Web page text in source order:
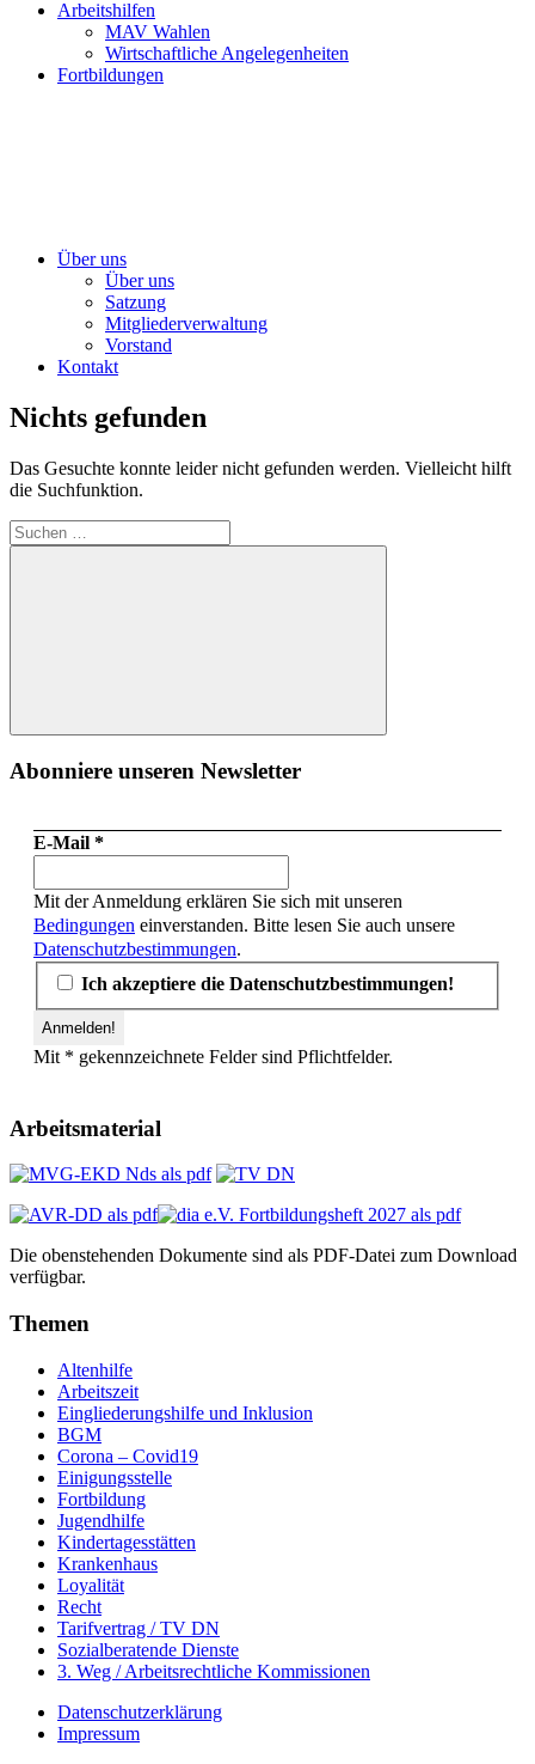
Arbeitshilfen
MAV Wahlen
Wirtschaftliche Angelegenheiten
Fortbildungen
Über uns
Über uns
Satzung
Mitgliederverwaltung
Vorstand
Kontakt
Nichts gefunden
Das Gesuchte konnte leider nicht gefunden werden. Vielleicht hilft
die Suchfunktion.
Suchen
nach:
Suchen
Abonniere unseren Newsletter
E-Mail *
Mit der Anmeldung erklären Sie sich mit unseren
Bedingungen einverstanden. Bitte lesen Sie auch unsere
Datenschutzbestimmungen.
Ich akzeptiere die Datenschutzbestimmungen!
Mit * gekennzeichnete Felder sind Pflichtfelder.
Arbeitsmaterial
Die obenstehenden Dokumente sind als PDF-Datei zum Download
verfügbar.
Themen
Altenhilfe
Arbeitszeit
Eingliederungshilfe und Inklusion
BGM
Corona – Covid19
Einigungsstelle
Fortbildung
Jugendhilfe
Kindertagesstätten
Krankenhaus
Loyalität
Recht
Tarifvertrag / TV DN
Sozialberatende Dienste
3. Weg / Arbeitsrechtliche Kommissionen
Datenschutzerklärung
Impressum